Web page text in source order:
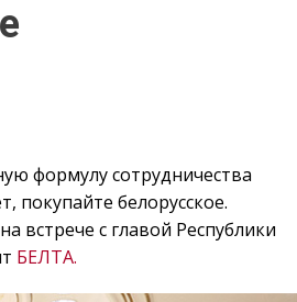
формулу сотрудничества
покупайте белорусское.
встрече с главой Республики
БЕЛТА.